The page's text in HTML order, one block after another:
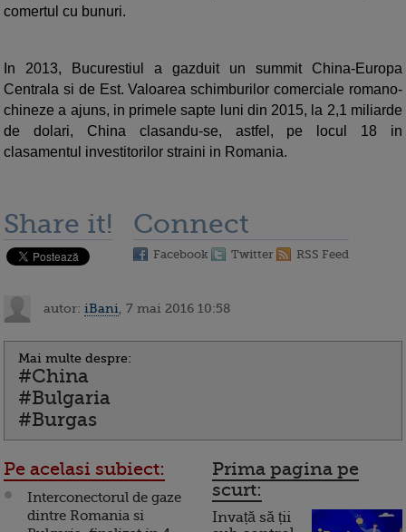
comertul cu bunuri.
In 2013, Bucurestiul a gazduit un summit China-Europa
Centrala si de Est. Valoarea schimburilor comerciale romano-
chineze a ajuns, in primele sapte luni din 2015, la 2,1 miliarde
de dolari, China clasandu-se, astfel, pe locul 18 in
clasamentul investitorilor straini in Romania.
Share it! Connect
Facebook Twitter RSS Feed
autor: iBani , 7 mai 2016 10:58
Mai multe despre:
#China
#Bulgaria
#Burgas
Pe acelasi subiect:
Interconectorul de gaze
dintre Romania si
Prima pagina pe
scurt:
Invață să ții